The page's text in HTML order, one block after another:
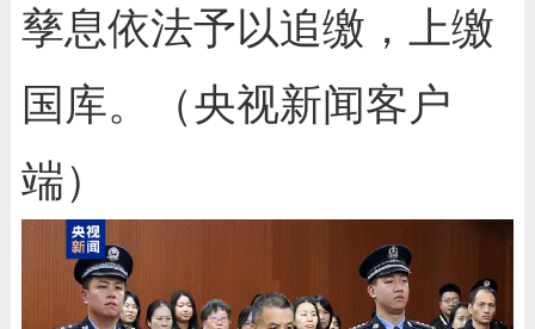
孳息依法予以追缴，上缴
国库。（央视新闻客户
端）